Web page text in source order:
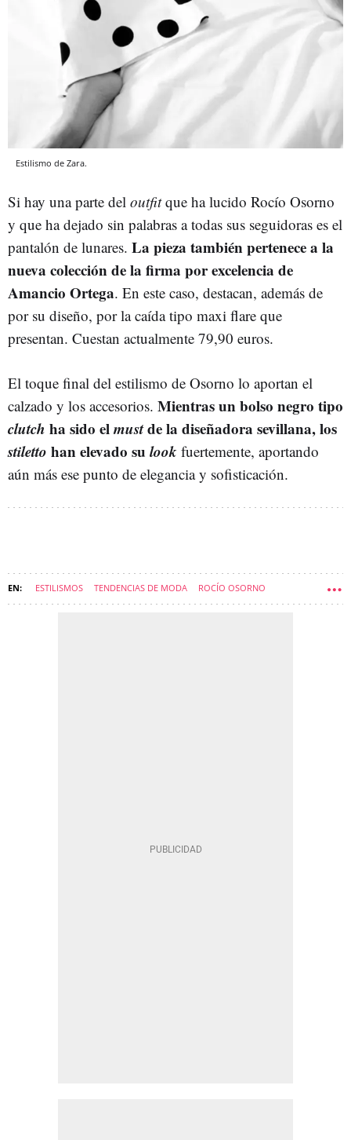
Estilismo de Zara.
Si hay una parte del outfitque ha lucido Rocío Osorno
y que ha dejado sin palabras a todas sus seguidoras es el
pantalón de lunares. La pieza también pertenece a la
nueva colección de la firma por excelencia de
Amancio Ortega. En este caso, destacan, además de
por su diseño, por la caída tipo maxi flare que
presentan. Cuestan actualmente 79,90 euros.
El toque final del estilismo de Osorno lo aportan el
calzado y los accesorios. Mientras un bolso negro tipo
clutch ha sido elmustde la diseñadora sevillana, los
stiletto han elevado su look fuertemente, aportando
aún más ese punto de elegancia y sofisticación.
ESTILISMOS TENDENCIAS DE MODA ROCÍO OSORNO